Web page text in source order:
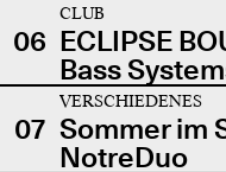
06
CLUB
ECLIPSE
Bass
07
VERSCHIEDENES
Sommer im
NotreDuo